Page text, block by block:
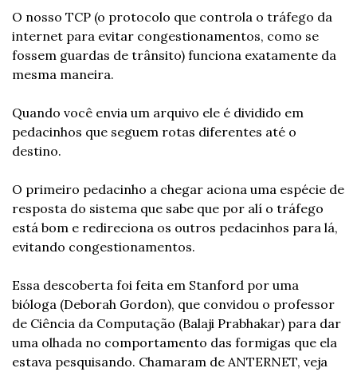
O nosso TCP (o protocolo que controla o tráfego da
internet para evitar congestionamentos, como se
fossem guardas de trânsito) funciona exatamente da
mesma maneira.
Quando você envia um arquivo ele é dividido em
pedacinhos que seguem rotas diferentes até o
destino.
O primeiro pedacinho a chegar aciona uma espécie de
resposta do sistema que sabe que por alí o tráfego
está bom e redireciona os outros pedacinhos para lá,
evitando congestionamentos.
Essa descoberta foi feita em Stanford por uma
bióloga (Deborah Gordon), que convidou o professor
de Ciência da Computação (Balaji Prabhakar) para dar
uma olhada no comportamento das formigas que ela
estava pesquisando. Chamaram de ANTERNET, veja